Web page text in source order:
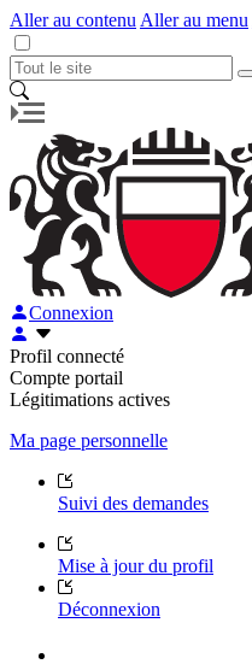
Aller au contenu Aller au menu
Connexion
Profil connecté
Compte portail
Légitimations actives
Ma page personnelle
Suivi des demandes
Mise à jour du profil
Déconnexion